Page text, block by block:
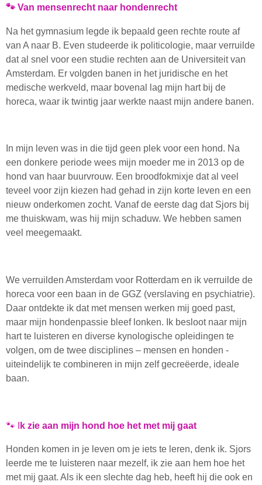
🐾 Van mensenrecht naar hondenrecht
Na het gymnasium legde ik bepaald geen rechte route af
van A naar B. Even studeerde ik politicologie, maar verruilde
dat al snel voor een studie rechten aan de Universiteit van
Amsterdam. Er volgden banen in het juridische en het
medische werkveld, maar bovenal lag mijn hart bij de
horeca, waar ik twintig jaar werkte naast mijn andere banen.
In mijn leven was in die tijd geen plek voor een hond. Na
een donkere periode wees mijn moeder me in 2013 op de
hond van haar buurvrouw. Een broodfokmixje dat al veel
teveel voor zijn kiezen had gehad in zijn korte leven en een
nieuw onderkomen zocht. Vanaf de eerste dag dat Sjors bij
me thuiskwam, was hij mijn schaduw. We hebben samen
veel meegemaakt.
We verruilden Amsterdam voor Rotterdam en ik verruilde de
horeca voor een baan in de GGZ (verslaving en psychiatrie).
Daar ontdekte ik dat met mensen werken mij goed past,
maar mijn hondenpassie bleef lonken. Ik besloot naar mijn
hart te luisteren en diverse kynologische opleidingen te
volgen, om de twee disciplines – mensen en honden -
uiteindelijk te combineren in mijn zelf gecreëerde, ideale
baan.
🐾 Ik zie aan mijn hond hoe het met mij gaat
Honden komen in je leven om je iets te leren, denk ik. Sjors
leerde me te luisteren naar mezelf, ik zie aan hem hoe het
met mij gaat. Als ik een slechte dag heb, heeft hij die ook en